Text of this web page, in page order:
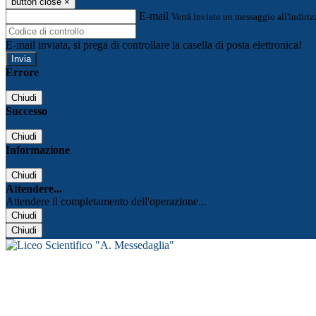
E-mail Verrà inviato un messaggio
E-mail inviata, si prega di controllare la casella di posta elettronica!
Errore
Chiudi
Successo
Chiudi
Informazione
Chiudi
Attendere...
Attendere il completamento dell'operazione...
Chiudi
Chiudi